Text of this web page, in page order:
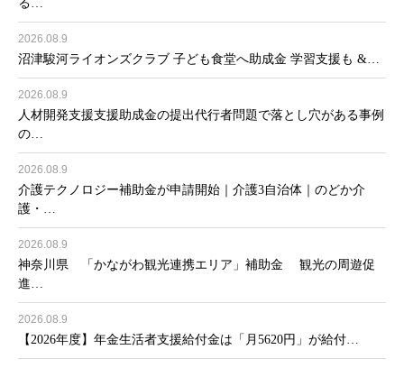
る…
2026.08.9
沼津駿河ライオンズクラブ 子ども食堂へ助成金 学習支援も &…
2026.08.9
人材開発支援支援助成金の提出代行者問題で落とし穴がある事例
の…
2026.08.9
介護テクノロジー補助金が申請開始｜介護3自治体｜のどか介
護・…
2026.08.9
神奈川県 「かながわ観光連携エリア」補助金 観光の周遊促
進…
2026.08.9
【2026年度】年金生活者支援給付金は「月5620円」が給付…